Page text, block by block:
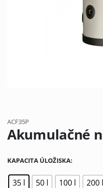
ACF35P
Akumulačné
KAPACITA ÚLOŽISKA
35 l 50 l 100 l 200 l